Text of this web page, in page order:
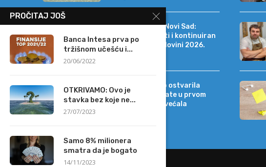
Erste Bank a.d. Novi Sad:
Stabilni rezultati i kontinuiran
rast i u prvoj polovini 2026.
godine
Intesa Sanpaolo ostvarila
rekordne rezultate u prvom
polugodištu, povećala
PROČITAJ JOŠ
Banca Intesa prva po
tržišnom učešću i...
20/06/2022
OTKRIVAMO: Ovo je
stavka bez koje ne...
27/07/2023
Samo 8% milionera
smatra da je bogato
14/11/2023